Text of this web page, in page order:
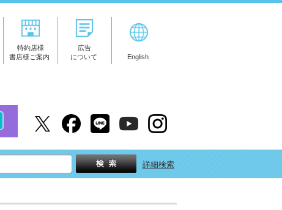
特約店様
書店様ご案内
広告
について
English
詳細検索